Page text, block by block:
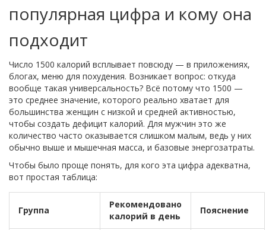
популярная цифра и кому она
подходит
Число 1500 калорий всплывает повсюду — в приложениях,
блогах, меню для похудения. Возникает вопрос: откуда
вообще такая универсальность? Всё потому что 1500 —
это среднее значение, которого реально хватает для
большинства женщин с низкой и средней активностью,
чтобы создать дефицит калорий. Для мужчин это же
количество часто оказывается слишком малым, ведь у них
обычно выше и мышечная масса, и базовые энергозатраты.
Чтобы было проще понять, для кого эта цифра адекватна,
вот простая таблица:
Группа
Рекомендовано
калорий в день
Пояснение